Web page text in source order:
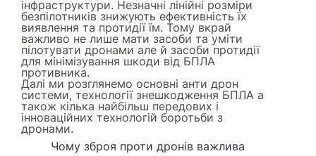
інфраструктури. Незначні лінійні розміри
безпілотників знижують ефективність їх
виявлення та протидії їм. Тому вкрай
важливо не лише мати засоби та уміти
пілотувати дронами але й засоби протидії
для мінімізування шкоди від БПЛА
противника.
Далі ми розглянемо основні анти дрон
системи, технології знешкодження БПЛА а
також кілька найбільш передових і
інноваційних технологій боротьби з
дронами.
Чому зброя проти дронів важлива